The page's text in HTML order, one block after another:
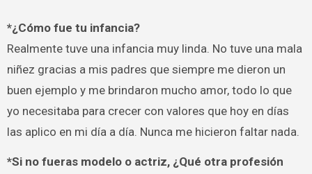
*¿Cómo fue tu infancia?
Realmente tuve una infancia muy linda. No tuve una mala
niñez gracias a mis padres que siempre me dieron un
buen ejemplo y me brindaron mucho amor, todo lo que
yo necesitaba para crecer con valores que hoy en días
las aplico en mi día a día. Nunca me hicieron faltar nada.
*Si no fueras modelo o actriz, ¿Qué otra profesión